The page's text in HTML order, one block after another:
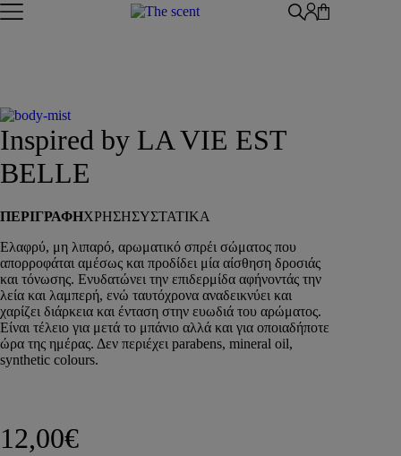
ΑΦΡΟΛΟΥΤΡΑ
ΚΡΕΜΕΣ ΣΩΜΑΤΟΣ
BODY BUTTER
BODY MIST
AFTER SHAVE
HAIR OILS
SHIMMERING BODY OIL
SKINCARE
ΑΝΤΙΣΗΠΤΙΚΑ
ΑΡΩΜΑΤΙΚΑ ΚΕΡΙΑ – DIFFUSERS
SETS
SEASONAL
AUSTRALIAN GOLD
Inspired by LA VIE EST
BELLE
ΠΕΡΙΓΡΑΦΗΧΡΗΣΗΣΥΣΤΑΤΙΚΑ
Ελαφρύ, μη λιπαρό, αρωματικό σπρέι σώματος που
απορροφάται αμέσως και προδίδει μία αίσθηση δροσιάς
και τόνωσης. Ενυδατώνει την επιδερμίδα αφήνοντάς την
λεία και λαμπερή, ενώ ταυτόχρονα αναδεικνύει και
χαρίζει διάρκεια και ένταση στην ευωδιά του αρώματος.
Είναι τέλειο για μετά το μπάνιο αλλά και για οποιαδήποτε
ώρα της ημέρας. Δεν περιέχει parabens, mineral oil,
synthetic colours.
12,00€
BODY MIST
ΚΡΕΜΑ ΣΩΜΑΤΟΣ ΜΕ argan oil
AFTER SHAVE
HAND CREAM
ΑΦΡΟΛΟΥΤΡΑ
ΚΡΕΜΕΣ ΣΩΜΑΤΟΣ